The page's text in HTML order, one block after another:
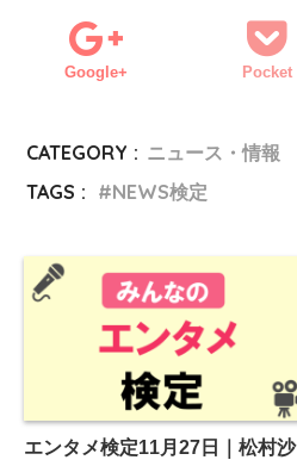
Google+ Pocket
CATEGORY : ニュース・情報
TAGS :
NEWS検定
エンタメ検定11月27日｜松村沙